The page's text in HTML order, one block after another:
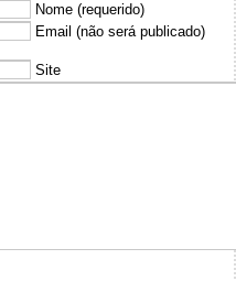
Nome (requerido)
Email (não será publicado)
Site